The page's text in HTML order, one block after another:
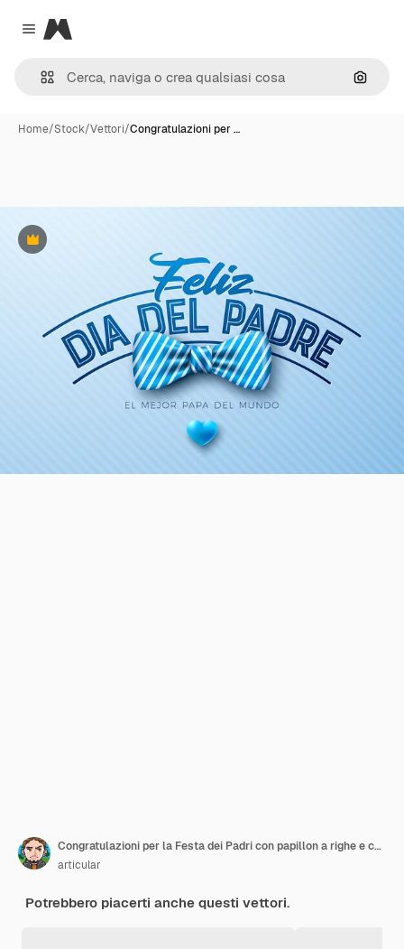
Close menu
Magnific
Cerca
Home/Stock/Vettori/Congratulazioni per …
Premium
Congratulazioni per la Festa dei Padri con papillon a righe e cuore su sfondo blu chiaro
articular
Potrebbero piacerti anche questi vettori.